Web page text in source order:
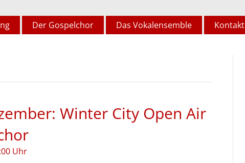
Der Gospelchor Das Vokalensemble Kontakt
Winter City Open Air
Uhr